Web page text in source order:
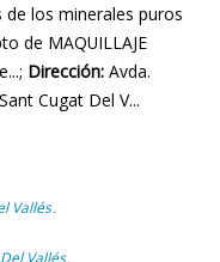
los minerales puros
de MAQUILLAJE
Dirección: Avda.
Cugat Del V...
Vallés ,
Vallés